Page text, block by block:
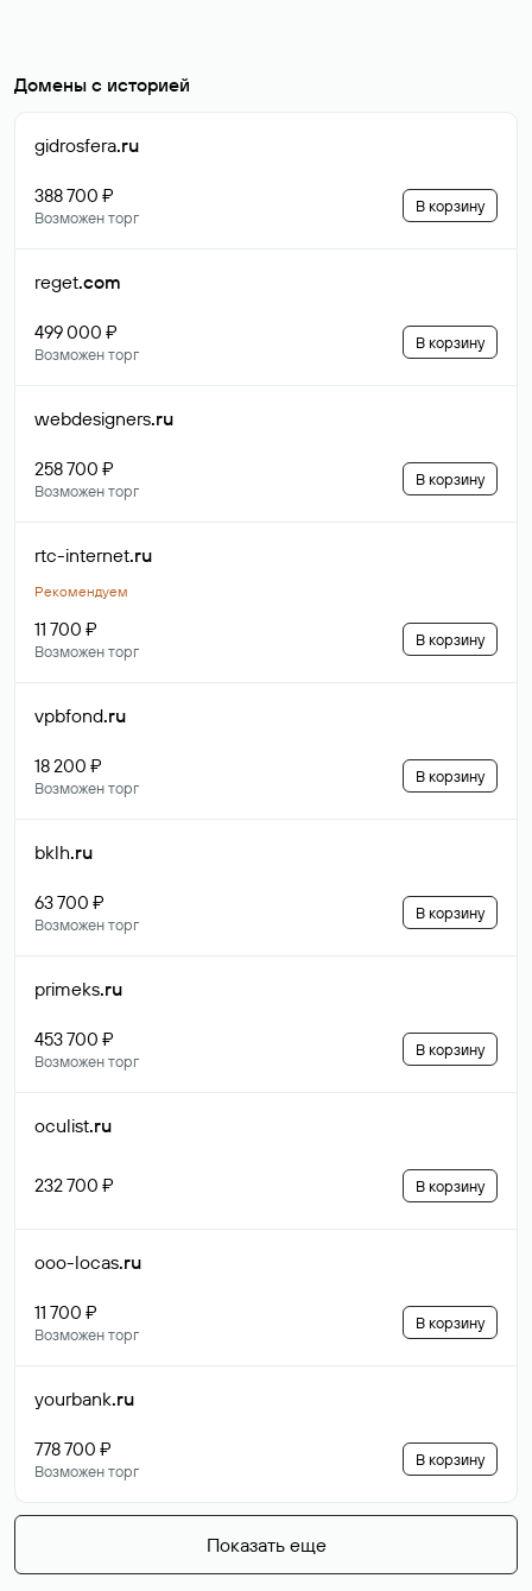
Домены с историей
gidrosfera.ru
388 700 ₽
Возможен торг
В корзину
reget.com
499 000 ₽
Возможен торг
В корзину
webdesigners.ru
258 700 ₽
Возможен торг
В корзину
rtc-internet.ru
Рекомендуем
11 700 ₽
Возможен торг
В корзину
vpbfond.ru
18 200 ₽
Возможен торг
В корзину
bklh.ru
63 700 ₽
Возможен торг
В корзину
primeks.ru
453 700 ₽
Возможен торг
В корзину
oculist.ru
232 700 ₽ В корзину
ooo-locas.ru
11 700 ₽
Возможен торг
В корзину
yourbank.ru
778 700 ₽
Возможен торг
В корзину
Показать еще